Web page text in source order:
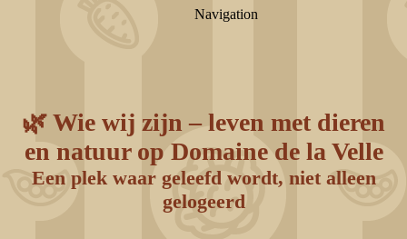
Navigation
🌿 Wie wij zijn – leven met dieren
en natuur op Domaine de la Velle
Een plek waar geleefd wordt, niet alleen
gelogeerd